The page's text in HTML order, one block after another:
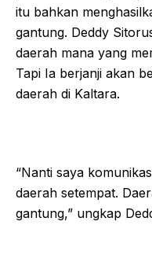
itu bahkan
gantung. Deddy
daerah mana yang
Tapi Ia berjanji akan
daerah di Kaltara.
“Nanti saya
daerah setempat.
gantung,” ungkap